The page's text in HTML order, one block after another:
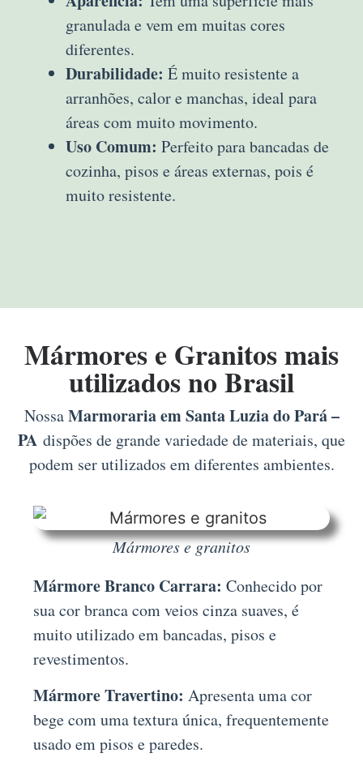
granulada e vem em muitas cores
diferentes.
Durabilidade: É muito resistente a
arranhões, calor e manchas, ideal para
áreas com muito movimento.
Uso Comum: Perfeito para bancadas de
cozinha, pisos e áreas externas, pois é
muito resistente.
Mármores e Granitos mais
utilizados no Brasil
NossaMarmoraria em Santa Luzia do Pará –
PA dispões de grande variedade de materiais, que
podem ser utilizados em diferentes ambientes.
Mármores e granitos
Mármore Branco Carrara: Conhecido por
sua cor branca com veios cinza suaves, é
muito utilizado em bancadas, pisos e
revestimentos.
Mármore Travertino: Apresenta uma cor
bege com uma textura única, frequentemente
usado em pisos e paredes.